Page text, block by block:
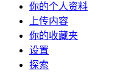
你的个人资料
上传内容
你的收藏夹
设置
探索